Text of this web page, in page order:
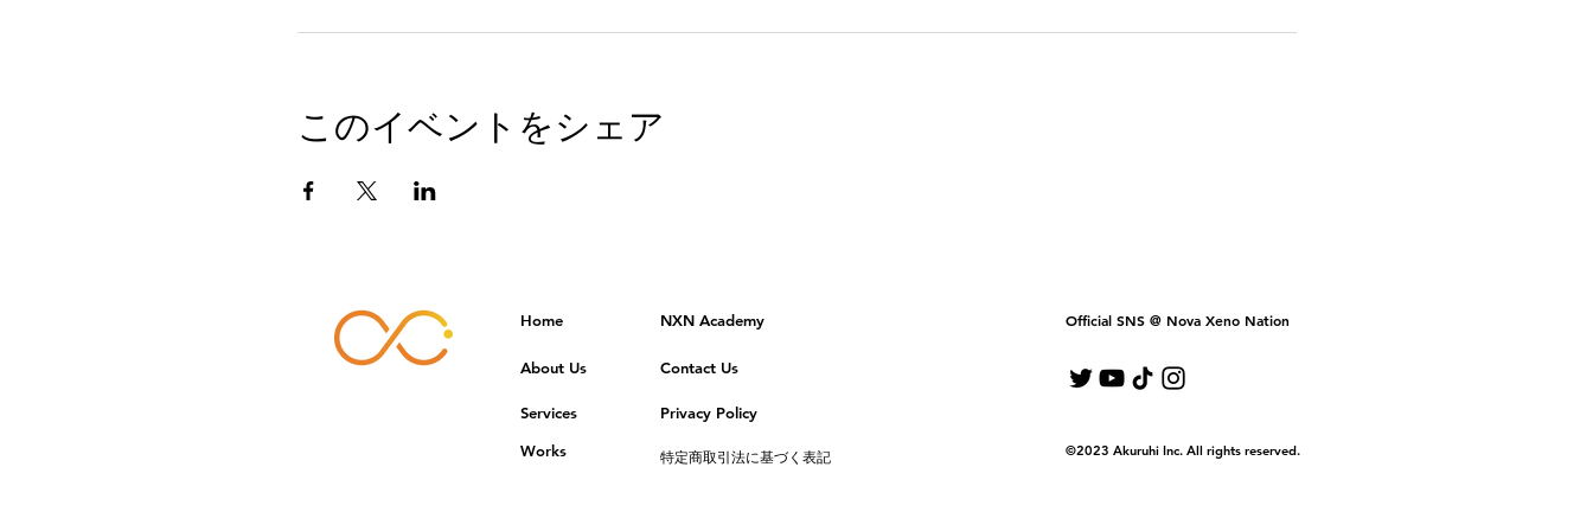
このイベントをシェア
Home
About Us
Services
Works
NXN Academy
Contact Us
Privacy Policy
特定商取引法に基づく表記
Official SNS @ Nova Xeno Nation
©2023 Akuruhi Inc. All rights reserved.